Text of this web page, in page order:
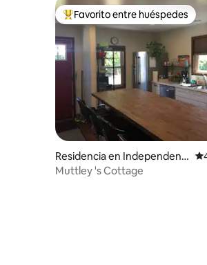
De los mejores en Favorito entre
Favorito entre huéspedes
Residencia en Independenc
e
Muttley 's Cottage